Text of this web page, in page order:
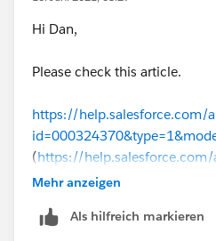
Hi Dan,
Please check this article.
https://help.salesforce.com/
(https://help.salesforce.com/
Mehr anzeigen
Als hilfreich markieren